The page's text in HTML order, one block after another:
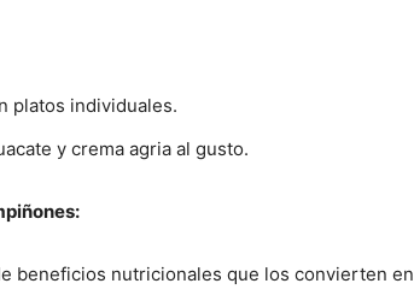
platos individuales.
y crema agria al gusto.
beneficios nutricionales que los convierten en